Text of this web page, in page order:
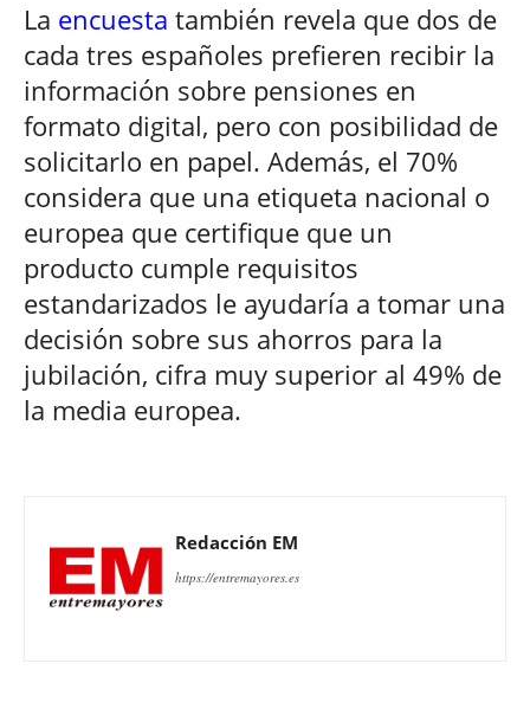
La encuesta también revela que dos de
cada tres españoles prefieren recibir la
información sobre pensiones en
formato digital, pero con posibilidad de
solicitarlo en papel. Además, el 70%
considera que una etiqueta nacional o
europea que certifique que un
producto cumple requisitos
estandarizados le ayudaría a tomar una
decisión sobre sus ahorros para la
jubilación, cifra muy superior al 49% de
la media europea.
Redacción EM
https://entremayores.es